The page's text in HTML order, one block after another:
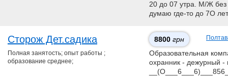
20 до 07 утра. М/Ж без
думаю где-то до 7О
Сторож Дет.садика 8800 грн
Полная занятость; опыт работы ;
образование среднее;
Образовательная
охранник - дежурный -